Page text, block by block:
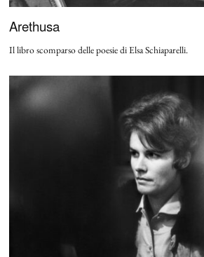
Arethusa
Il libro scomparso delle poesie di Elsa Schiaparelli.